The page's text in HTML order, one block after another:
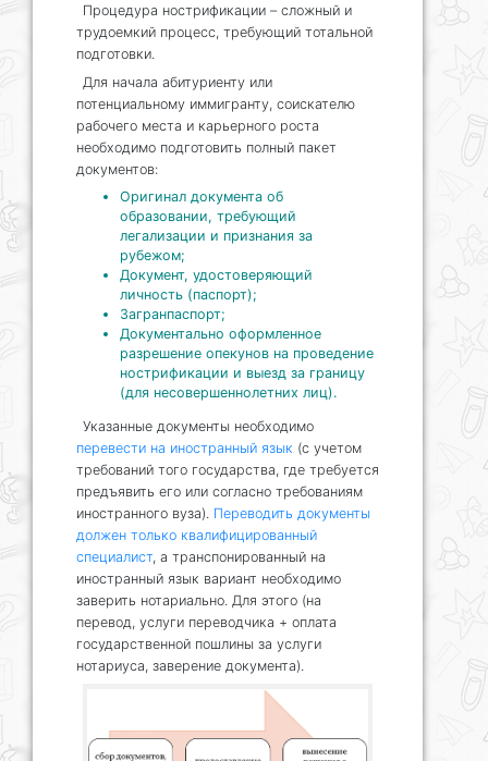
Процедура нострификации – сложный и
трудоемкий процесс, требующий тотальной
подготовки.
Для начала абитуриенту или
потенциальному иммигранту, соискателю
рабочего места и карьерного роста
необходимо подготовить полный пакет
документов:
Оригинал документа об
образовании, требующий
легализации и признания за
рубежом;
Документ, удостоверяющий
личность (паспорт);
Загранпаспорт;
Документально оформленное
разрешение опекунов на проведение
нострификации и выезд за границу
(для несовершеннолетних лиц).
Указанные документы необходимо
перевести на иностранный язык (с учетом
требований того государства, где требуется
предъявить его или согласно требованиям
иностранного вуза). Переводить документы
должен только квалифицированный
специалист, а транспонированный на
иностранный язык вариант необходимо
заверить нотариально. Для этого (на
перевод, услуги переводчика + оплата
государственной пошлины за услуги
нотариуса, заверение документа).